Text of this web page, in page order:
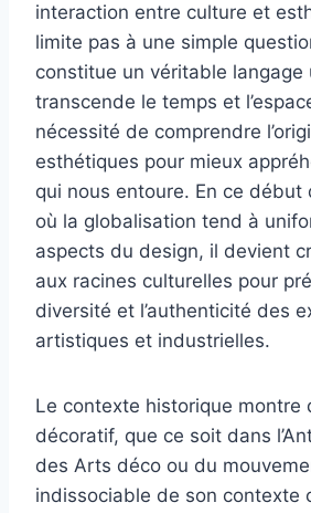
interaction entre culture et
limite pas à une simple
constitue un véritable langage
transcende le temps et
nécessité de comprendre
esthétiques pour mieux
qui nous entoure. En ce début
où la globalisation tend à
aspects du design, il devient
aux racines culturelles pour
diversité et l’authenticité des
artistiques et industrielles.
Le contexte historique montre
décoratif, que ce soit dans
des Arts déco ou du
indissociable de son contexte